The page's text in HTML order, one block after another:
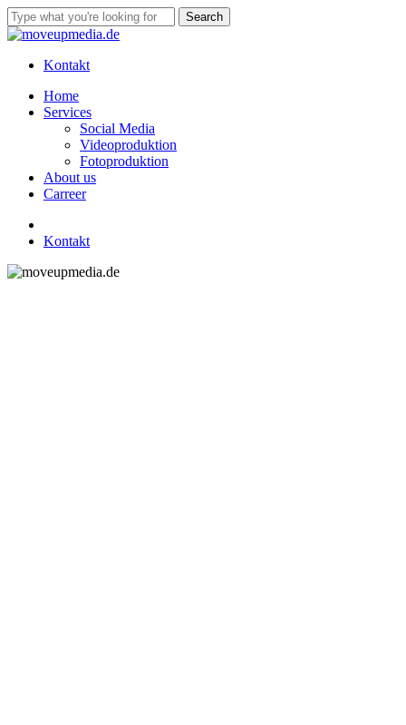
Skip
to
content
Search
Close
Kontakt
Menu
Home
Services
Social Media
Videoproduktion
Fotoproduktion
About us
Carreer
Kontakt